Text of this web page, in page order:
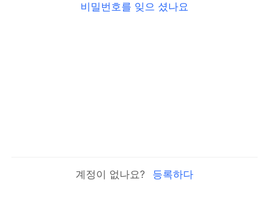
비밀번호를 잊으 셨나요
계정이 없나요? 등록하다